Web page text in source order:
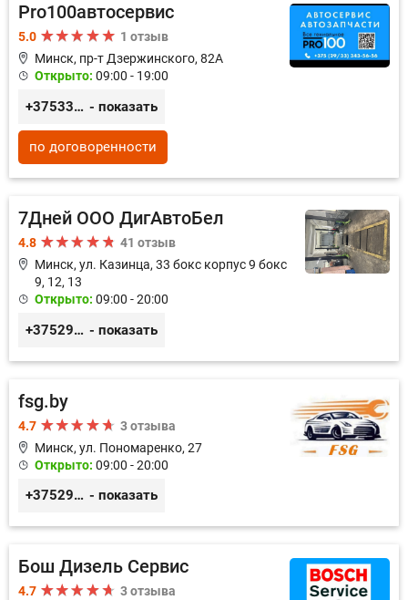
Pro100автосервис
5.0
1 отзыв
Минск, пр-т Дзержинского, 82А
Открыто: 09:00 - 19:00
+375333435656 - показать
по договоренности
7Дней ООО ДигАвтоБел
4.8
41 отзыв
Минск, ул. Казинца, 33 бокс корпус 9 бокс
9, 12, 13
Открыто: 09:00 - 20:00
+375296518100 - показать
fsg.by
4.7
3 отзыва
Минск, ул. Пономаренко, 27
Открыто: 09:00 - 20:00
+375291882338 - показать
Бош Дизель Сервис
4.7
3 отзыва